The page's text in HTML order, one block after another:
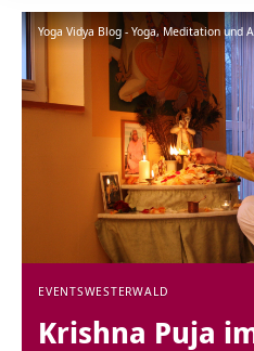
Yoga Vidya Blog - Yoga, Meditation und
EVENTSWESTERWALD
Krishna Puja